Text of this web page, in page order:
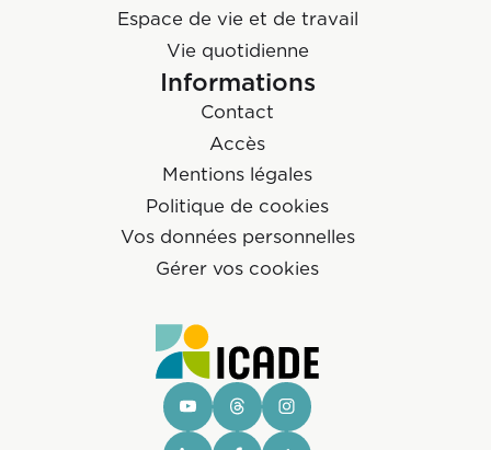
Espace de vie et de travail
Vie quotidienne
Informations
Contact
Accès
Mentions légales
Politique de cookies
Vos données personnelles
Gérer vos cookies